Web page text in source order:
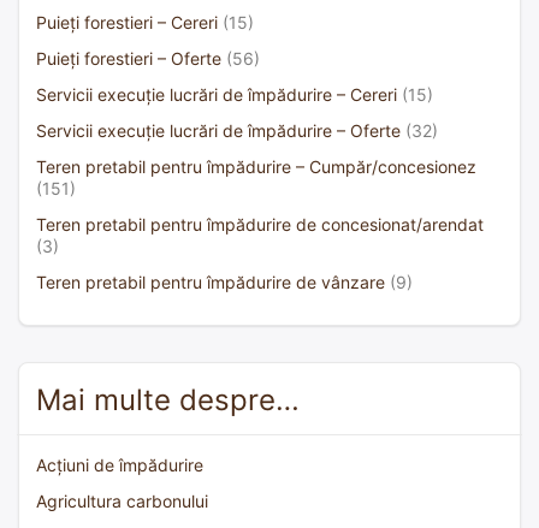
Puieți forestieri – Cereri (15)
Puieți forestieri – Oferte (56)
Servicii execuție lucrări de împădurire – Cereri (15)
Servicii execuție lucrări de împădurire – Oferte (32)
Teren pretabil pentru împădurire – Cumpăr/concesionez
(151)
Teren pretabil pentru împădurire de concesionat/arendat
(3)
Teren pretabil pentru împădurire de vânzare (9)
Mai multe despre…
Acțiuni de împădurire
Agricultura carbonului